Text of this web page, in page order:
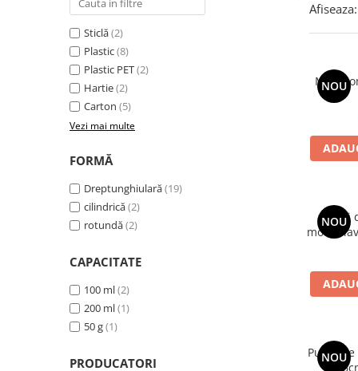
Sticlă(2)
Plastic(8)
Plastic PET(2)
Hartie(2)
Carton (5)
Vezi mai multe
FORMĂ
Dreptunghiulară(19)
cilindrică(2)
rotundă(2)
CAPACITATE
100 ml(2)
200 ml(1)
50 g(1)
PRODUCATORI
Afiseaza:
NOU
Mini
NOU
Pungi
model
NOU
Pungi